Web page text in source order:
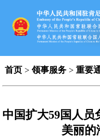
首页 >领事服务 > 重要
中国扩大59国人
美丽的